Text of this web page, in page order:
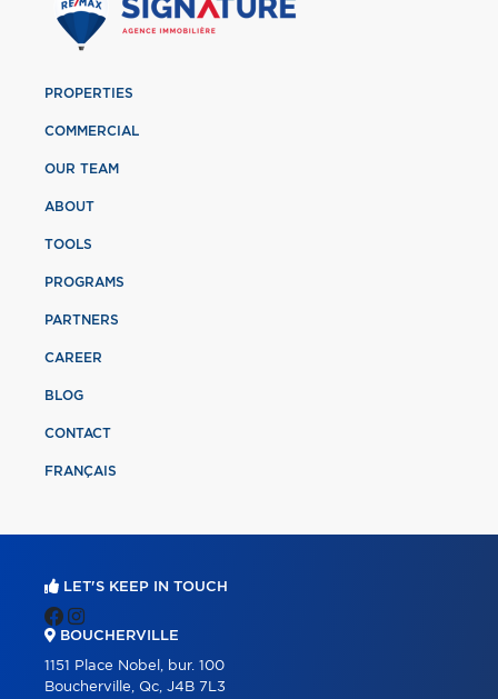
PROPERTIES
COMMERCIAL
OUR TEAM
ABOUT
TOOLS
PROGRAMS
PARTNERS
CAREER
BLOG
CONTACT
FRANÇAIS
LET'S KEEP IN TOUCH
BOUCHERVILLE
1151 Place Nobel, bur. 100
Boucherville, Qc, J4B 7L3